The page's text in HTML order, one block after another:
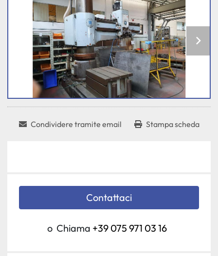
Condividere tramite email Stampa scheda
Contattaci
o Chiama +39 075 971 03 16